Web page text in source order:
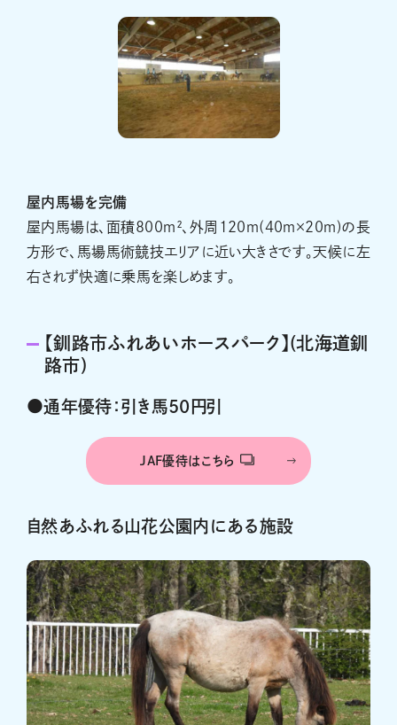
屋内馬場を完備
屋内馬場は、面積800ｍ²、外周120ｍ(40ｍ×20ｍ)の長
方形で、馬場馬術競技エリアに近い大きさです。天候に左
右されず快適に乗馬を楽しめます。
【釧路市ふれあいホースパーク】(北海道釧
路市)
●通年優待：引き馬50円引
JAF優待はこちら
自然あふれる山花公園内にある施設